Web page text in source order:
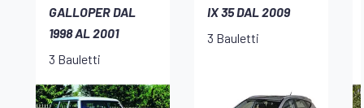
GALLOPER DAL
1998 AL 2001
3 Bauletti
IX 35 DAL 2009
3 Bauletti